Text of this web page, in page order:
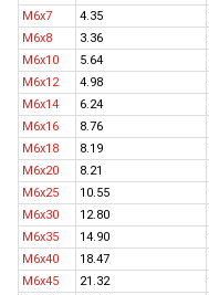
M6x7
4.35
M6x8
3.36
M6x10
5.64
M6x12
4.98
M6x14
6.24
M6x16
8.76
M6x18
8.19
M6x20
8.21
M6x25
10.55
M6x30
12.80
M6x35
14.90
M6x40
18.47
M6x45
21.32